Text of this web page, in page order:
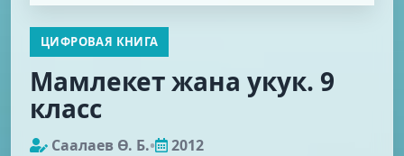
ЦИФРОВАЯ КНИГА
Мамлекет жана укук. 9
класс
Caaлaeв Ө. Б.• 2012